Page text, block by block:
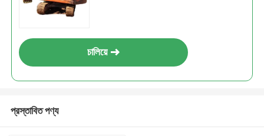
চালিয়ে
প্রস্তাবিত পণ্য